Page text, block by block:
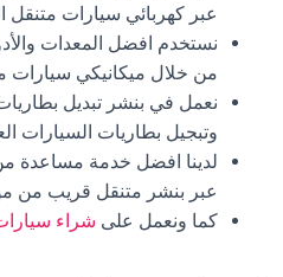
عبر كهربائي سيارات متنقل
نستخدم افضل المعدات
من خلال ميكانيكي سيارات
نعمل في بنشر تبديل
وتبجيل بطاريات السيارات
لدينا افضل خدمة مساعدة
عبر بنشر متنقل قريب من
كما ونعمل على شراء